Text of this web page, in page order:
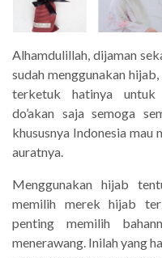
Alhamdulillah, dijaman
sudah menggunakan
terketuk hatinya untuk
do’akan saja semoga
khususnya Indonesia mau
auratnya.
Menggunakan hijab
memilih merek hijab
penting memilih
menerawang. Inilah yang